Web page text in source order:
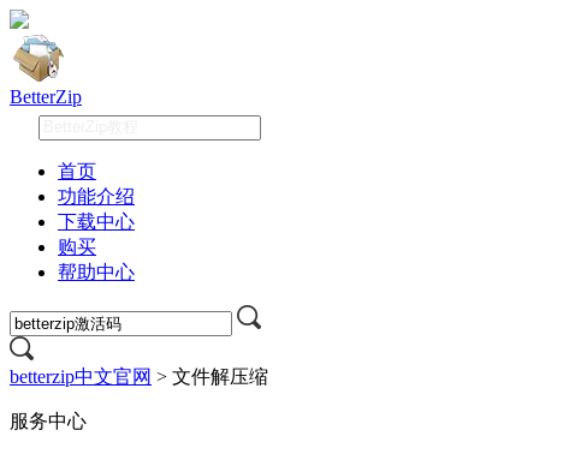
BetterZip
首页
功能介绍
下载中心
购买
帮助中心
betterzip中文官网 > 文件解压缩
服务中心